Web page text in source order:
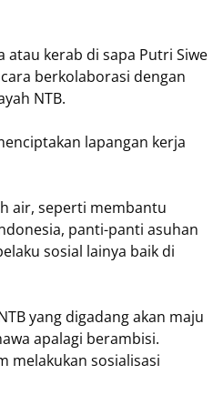
atau kerab di sapa Putri Siwe
berkolaborasi dengan
NTB.
lapangan kerja
air, seperti membantu
panti-panti asuhan
sosial lainya baik di
yang digadang akan maju
apalagi berambisi.
melakukan sosialisasi